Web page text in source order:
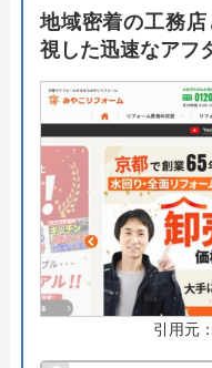
ォームが依頼できま
ショールームへの
面台やキッチンなど
料
今す
受付
地域密着の工務
視した迅速なアフ
引用元：